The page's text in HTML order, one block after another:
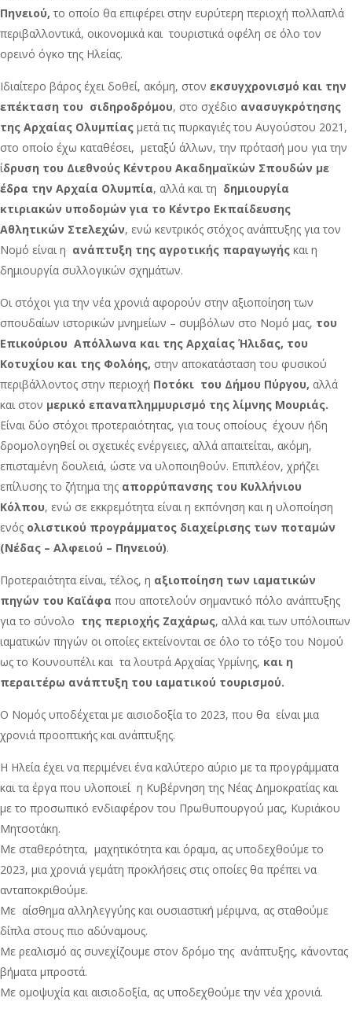
Πηνειού, το οποίο θα επιφέρει στην ευρύτερη περιοχή πολλαπλά
περιβαλλοντικά, οικονομικά και τουριστικά οφέλη σε όλο τον
ορεινό όγκο της Ηλείας.
Ιδιαίτερο βάρος έχει δοθεί, ακόμη, στον εκσυγχρονισμό και την
επέκταση του σιδηροδρόμου, στο σχέδιο ανασυγκρότησης
της Αρχαίας Ολυμπίας μετά τις πυρκαγιές του Αυγούστου 2021,
στο οποίο έχω καταθέσει, μεταξύ άλλων, την πρότασή μου για την
ίδρυση του Διεθνούς Κέντρου Ακαδημαϊκών Σπουδών με
έδρα την Αρχαία Ολυμπία, αλλά και τη δημιουργία
κτιριακών υποδομών για το Κέντρο Εκπαίδευσης
Αθλητικών Στελεχών, ενώ κεντρικός στόχος ανάπτυξης για τον
Νομό είναι η ανάπτυξη της αγροτικής παραγωγής και η
δημιουργία συλλογικών σχημάτων.
Οι στόχοι για την νέα χρονιά αφορούν στην αξιοποίηση των
σπουδαίων ιστορικών μνημείων – συμβόλων στο Νομό μας, του
Επικούριου Απόλλωνα και της Αρχαίας Ήλιδας, του
Κοτυχίου και της Φολόης, στην αποκατάσταση του φυσικού
περιβάλλοντος στην περιοχή Ποτόκι του Δήμου Πύργου, αλλά
και στον μερικό επαναπλημμυρισμό της λίμνης Μουριάς.
Είναι δύο στόχοι προτεραιότητας, για τους οποίους έχουν ήδη
δρομολογηθεί οι σχετικές ενέργειες, αλλά απαιτείται, ακόμη,
επισταμένη δουλειά, ώστε να υλοποιηθούν. Επιπλέον, χρήζει
επίλυσης το ζήτημα της απορρύπανσης του Κυλλήνιου
Κόλπου, ενώ σε εκκρεμότητα είναι η εκπόνηση και η υλοποίηση
ενός ολιστικού προγράμματος διαχείρισης των ποταμών
(Νέδας – Αλφειού – Πηνειού).
Προτεραιότητα είναι, τέλος, η αξιοποίηση των ιαματικών
πηγών του Καϊάφα που αποτελούν σημαντικό πόλο ανάπτυξης
για το σύνολο της περιοχής Ζαχάρως, αλλά και των υπόλοιπων
ιαματικών πηγών οι οποίες εκτείνονται σε όλο το τόξο του Νομού
ως το Κουνουπέλι και τα λουτρά Αρχαίας Υρμίνης, και η
περαιτέρω ανάπτυξη του ιαματικού τουρισμού.
Ο Νομός υποδέχεται με αισιοδοξία το 2023, που θα είναι μια
χρονιά προοπτικής και ανάπτυξης.
Η Ηλεία έχει να περιμένει ένα καλύτερο αύριο με τα προγράμματα
και τα έργα που υλοποιεί η Κυβέρνηση της Νέας Δημοκρατίας και
με το προσωπικό ενδιαφέρον του Πρωθυπουργού μας, Κυριάκου
Μητσοτάκη.
Με σταθερότητα, μαχητικότητα και όραμα, ας υποδεχθούμε το
2023, μια χρονιά γεμάτη προκλήσεις στις οποίες θα πρέπει να
ανταποκριθούμε.
Με αίσθημα αλληλεγγύης και ουσιαστική μέριμνα, ας σταθούμε
δίπλα στους πιο αδύναμους.
Με ρεαλισμό ας συνεχίζουμε στον δρόμο της ανάπτυξης, κάνοντας
βήματα μπροστά.
Με ομοψυχία και αισιοδοξία, ας υποδεχθούμε την νέα χρονιά.